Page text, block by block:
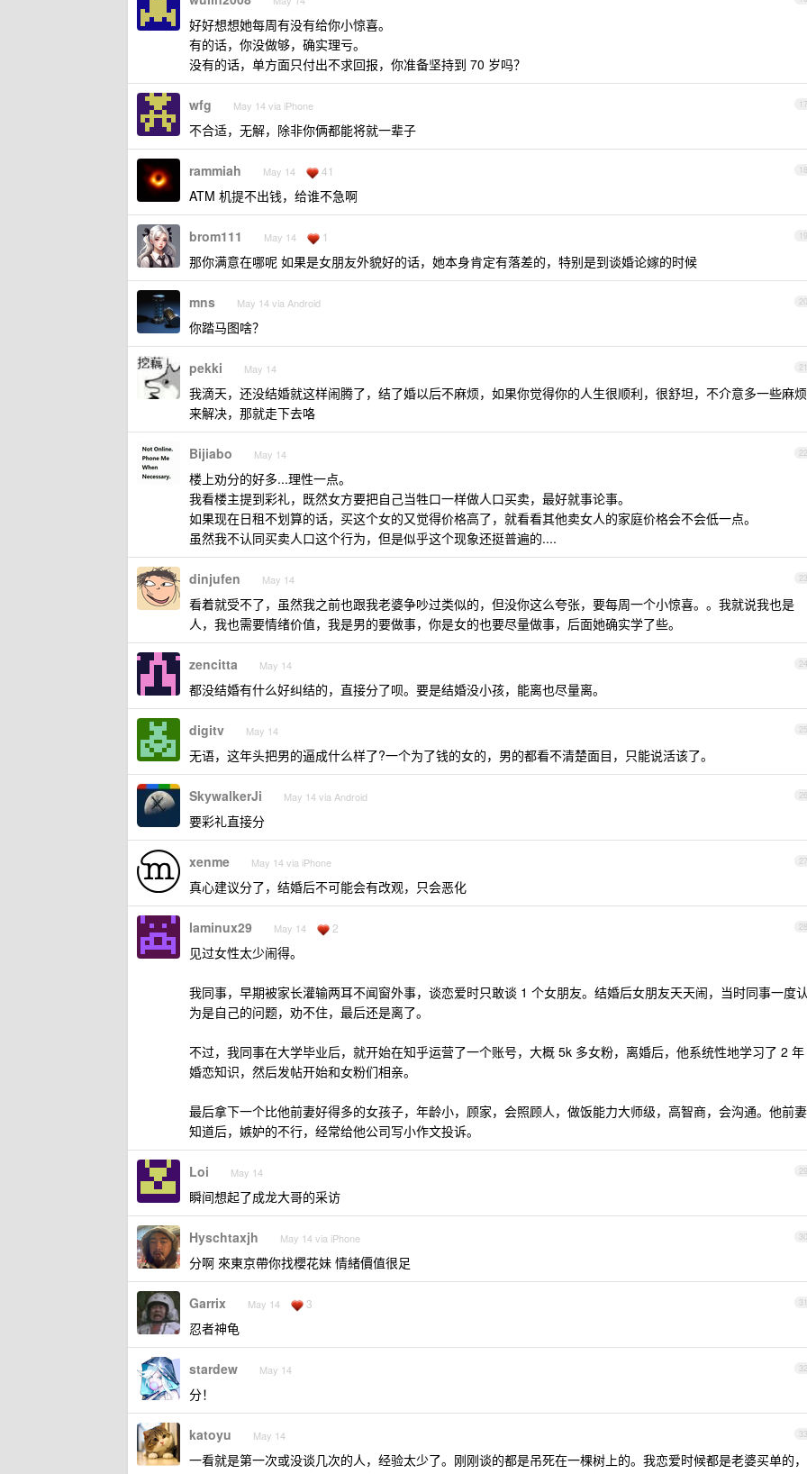
好好想想她每周有没有给你小惊喜。
有的话，你没做够，确实理亏。
没有的话，单方面只付出不求回报，你准备坚持到 70 岁吗？
17
wfg May 14 via iPhone
不合适，无解，除非你俩都能将就一辈子
18
rammiah May 14 41
ATM 机提不出钱，给谁不急啊
19
brom111 May 14 1
那你满意在哪呢 如果是女朋友外貌好的话，她本身肯定有落差的，特别是到谈婚论嫁的时候
20
mns May 14 via Android
你踏马图啥？
21
pekki May 14
我滴天，还没结婚就这样闹腾了，结了婚以后不麻烦，如果你觉得你的人生很顺利，很舒坦，不介意多一些麻烦
来解决，那就走下去咯
22
Bijiabo May 14
楼上劝分的好多...理性一点。
我看楼主提到彩礼，既然女方要把自己当牲口一样做人口买卖，最好就事论事。
如果现在日租不划算的话，买这个女的又觉得价格高了，就看看其他卖女人的家庭价格会不会低一点。
虽然我不认同买卖人口这个行为，但是似乎这个现象还挺普遍的....
23
dinjufen May 14
看着就受不了，虽然我之前也跟我老婆争吵过类似的，但没你这么夸张，要每周一个小惊喜。。我就说我也是
人，我也需要情绪价值，我是男的要做事，你是女的也要尽量做事，后面她确实学了些。
24
zencitta May 14
都没结婚有什么好纠结的，直接分了呗。要是结婚没小孩，能离也尽量离。
25
digitv May 14
无语，这年头把男的逼成什么样了?一个为了钱的女的，男的都看不清楚面目，只能说活该了。
26
SkywalkerJi May 14 via Android
要彩礼直接分
27
xenme May 14 via iPhone
真心建议分了，结婚后不可能会有改观，只会恶化
28
laminux29 May 14 2
见过女性太少闹得。
我同事，早期被家长灌输两耳不闻窗外事，谈恋爱时只敢谈 1 个女朋友。结婚后女朋友天天闹，当时同事一度认
为是自己的问题，劝不住，最后还是离了。
不过，我同事在大学毕业后，就开始在知乎运营了一个账号，大概 5k 多女粉，离婚后，他系统性地学习了 2 年
婚恋知识，然后发帖开始和女粉们相亲。
最后拿下一个比他前妻好得多的女孩子，年龄小，顾家，会照顾人，做饭能力大师级，高智商，会沟通。他前妻
知道后，嫉妒的不行，经常给他公司写小作文投诉。
29
Loi May 14
瞬间想起了成龙大哥的采访
30
Hyschtaxjh May 14 via iPhone
分啊 來東京帶你找櫻花妹 情緒價值很足
31
Garrix May 14 3
忍者神龟
32
stardew May 14
分！
33
katoyu May 14
一看就是第一次或没谈几次的人，经验太少了。刚刚谈的都是吊死在一棵树上的。我恋爱时候都是老婆买单的，